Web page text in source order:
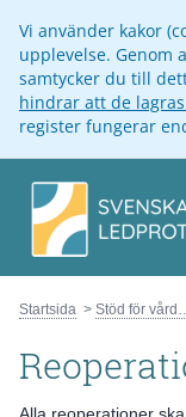
Vi använder kakor
upplevelse. Genom
samtycker du till
hindrar att de
register fungerar
Startsida Stöd för vårdpersonal